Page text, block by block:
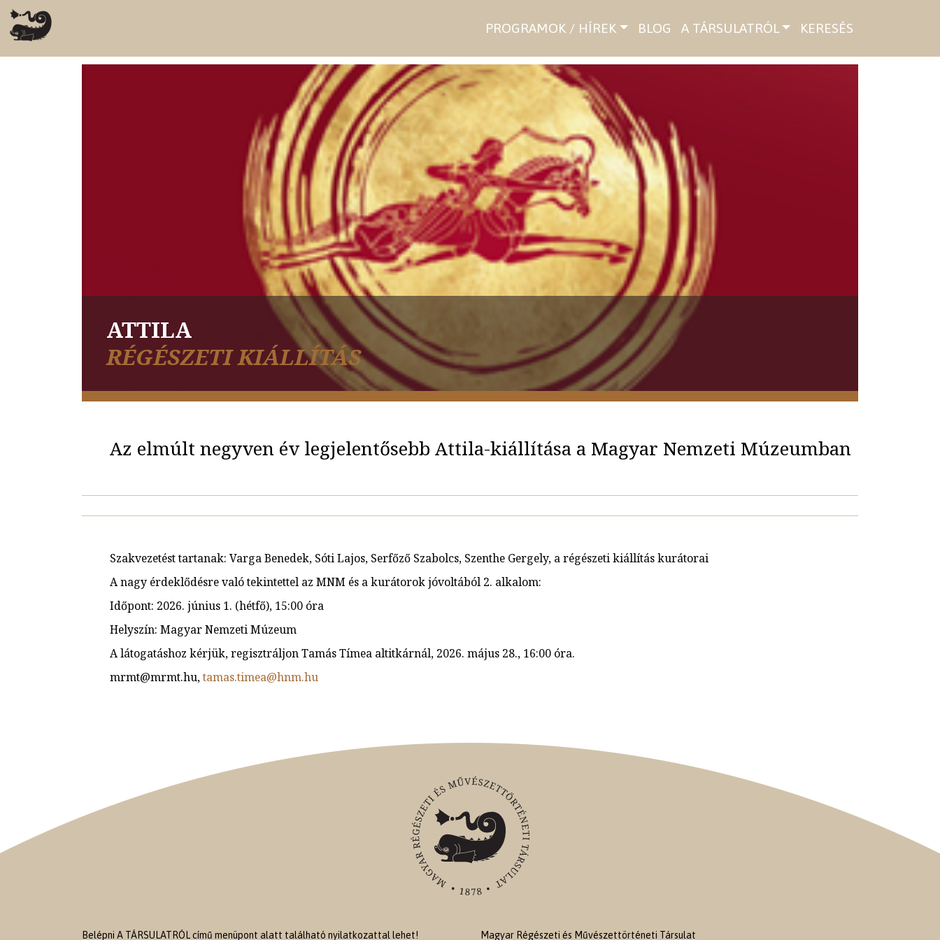
PROGRAMOK / HÍREK BLOG A TÁRSULATRÓL KERESÉS
ATTILA
RÉGÉSZETI KIÁLLÍTÁS
Az elmúlt negyven év legjelentősebb Attila-kiállítása a Magyar Nemzeti Múzeumban
Szakvezetést tartanak: Varga Benedek, Sóti Lajos, Serfőző Szabolcs, Szenthe Gergely, a régészeti kiállítás kurátorai
A nagy érdeklődésre való tekintettel az MNM és a kurátorok jóvoltából 2. alkalom:
Időpont: 2026. június 1. (hétfő), 15:00 óra
Helyszín: Magyar Nemzeti Múzeum
A látogatáshoz kérjük, regisztráljon Tamás Tímea altitkárnál, 2026. május 28., 16:00 óra.
mrmt@mrmt.hu,tamas.timea@hnm.hu
Belépni A TÁRSULATRÓL című menüpont alatt található nyilatkozattal lehet! Magyar Régészeti és Művészettörténeti Társulat